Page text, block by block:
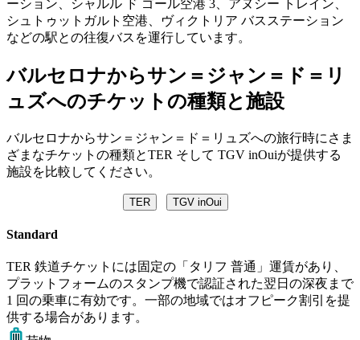
ーション、シャルル ド ゴール空港 3、アヌシー トレイン、
シュトゥットガルト空港、ヴィクトリア バスステーション
などの駅との往復バスを運行しています。
バルセロナからサン＝ジャン＝ド＝リ
ュズへのチケットの種類と施設
バルセロナからサン＝ジャン＝ド＝リュズへの旅行時にさま
ざまなチケットの種類とTER そして TGV inOuiが提供する
施設を比較してください。
TER TGV inOui
Standard
TER 鉄道チケットには固定の「タリフ 普通」運賃があり、
プラットフォームのスタンプ機で認証された翌日の深夜まで
1 回の乗車に有効です。一部の地域ではオフピーク割引を提
供する場合があります。